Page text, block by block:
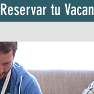
Reservar tu